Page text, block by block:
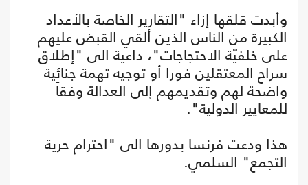
وأبدت قلقها إزاء "التقارير الخاصة بالأعداد
الكبيرة من الناس الذين ألقي القبض عليهم
على خلفيّة الاحتجاجات"، داعية الى "إطلاق
سراح المعتقلين فورا أو توجيه تهمة جنائية
واضحة لهم وتقديمهم إلى العدالة وفقاً
للمعايير الدولية".
هذا ودعت فرنسا بدورها الى "احترام حرية
التجمع" السلمي.